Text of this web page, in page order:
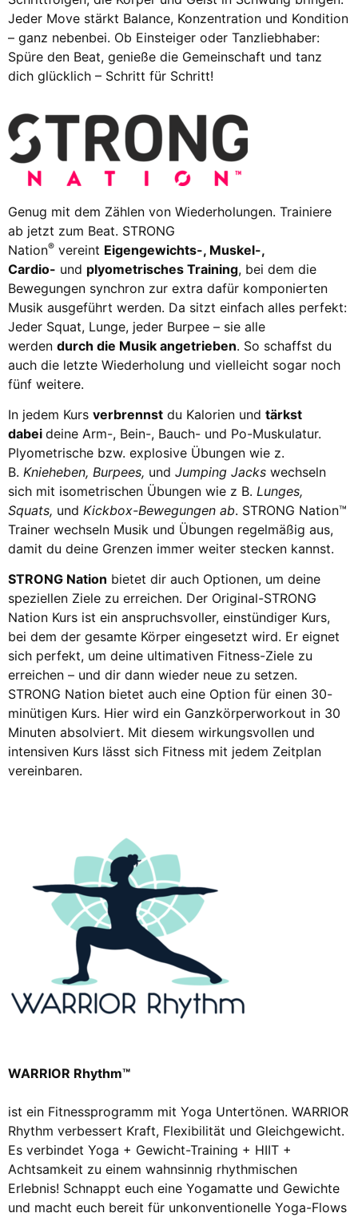
Jeder Move stärkt Balance, Konzentration und Kondition
– ganz nebenbei. Ob Einsteiger oder Tanzliebhaber:
Spüre den Beat, genieße die Gemeinschaft und tanz
dich glücklich – Schritt für Schritt!
Genug mit dem Zählen von Wiederholungen. Trainiere
ab jetzt zum Beat. STRONG
Nation® vereint Eigengewichts-, Muskel-,
Cardio- und plyometrisches Training, bei dem die
Bewegungen synchron zur extra dafür komponierten
Musik ausgeführt werden. Da sitzt einfach alles perfekt:
Jeder Squat, Lunge, jeder Burpee – sie alle
werden durch die Musik angetrieben. So schaffst du
auch die letzte Wiederholung und vielleicht sogar noch
fünf weitere.
In jedem Kurs verbrennst du Kalorien und tärkst
dabei deine Arm-, Bein-, Bauch- und Po-Muskulatur.
Plyometrische bzw. explosive Übungen wie z.
B. Knieheben, Burpees, und Jumping Jacks wechseln
sich mit isometrischen Übungen wie z B. Lunges,
Squats, und Kickbox-Bewegungen ab. STRONG Nation™
Trainer wechseln Musik und Übungen regelmäßig aus,
damit du deine Grenzen immer weiter stecken kannst.
STRONG Nation bietet dir auch Optionen, um deine
speziellen Ziele zu erreichen. Der Original-STRONG
Nation Kurs ist ein anspruchsvoller, einstündiger Kurs,
bei dem der gesamte Körper eingesetzt wird. Er eignet
sich perfekt, um deine ultimativen Fitness-Ziele zu
erreichen – und dir dann wieder neue zu setzen.
STRONG Nation bietet auch eine Option für einen 30-
minütigen Kurs. Hier wird ein Ganzkörperworkout in 30
Minuten absolviert. Mit diesem wirkungsvollen und
intensiven Kurs lässt sich Fitness mit jedem Zeitplan
vereinbaren.
WARRIOR Rhythm™
ist ein Fitnessprogramm mit Yoga Untertönen. WARRIOR
Rhythm verbessert Kraft, Flexibilität und Gleichgewicht.
Es verbindet Yoga + Gewicht-Training + HIIT +
Achtsamkeit zu einem wahnsinnig rhythmischen
Erlebnis! Schnappt euch eine Yogamatte und Gewichte
und macht euch bereit für unkonventionelle Yoga-Flows